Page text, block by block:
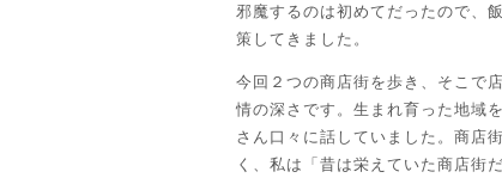
邪魔するのは初めてだったので、
策してきました。
今回２つの商店街を歩き、そこで
情の深さです。生まれ育った地域
さん口々に話していました。商店
く、私は「昔は栄えていた商店街